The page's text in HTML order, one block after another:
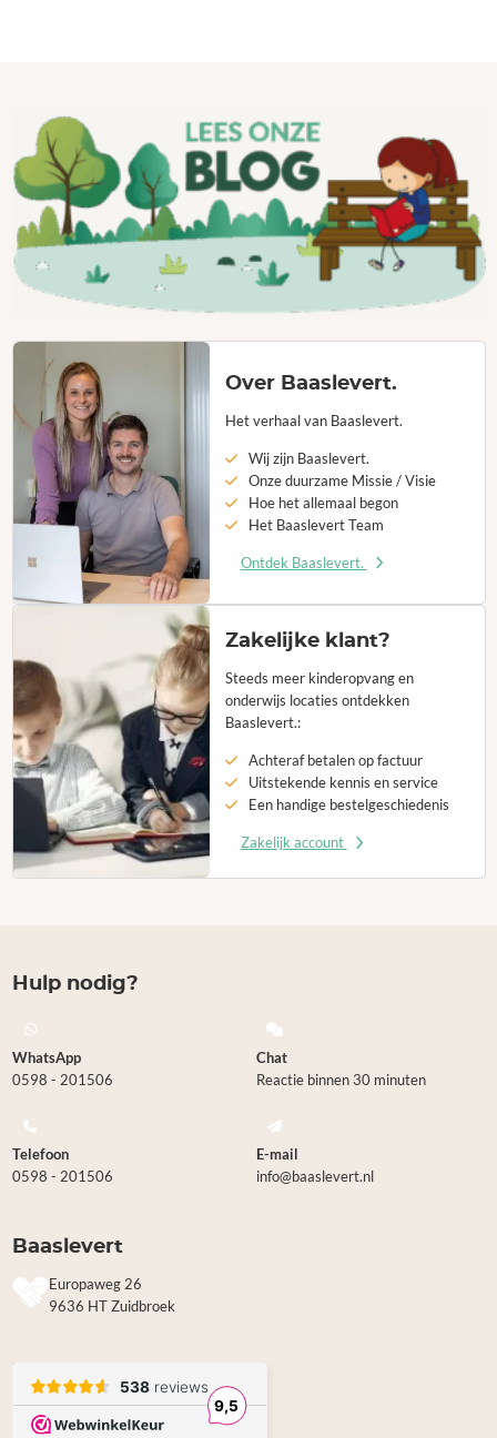
Over Baaslevert.
Het verhaal van Baaslevert.
Wij zijn Baaslevert.
Onze duurzame Missie / Visie
Hoe het allemaal begon
Het Baaslevert Team
Ontdek Baaslevert.
Zakelijke klant?
Steeds meer kinderopvang en
onderwijs locaties ontdekken
Baaslevert.:
Achteraf betalen op factuur
Uitstekende kennis en service
Een handige bestelgeschiedenis
Zakelijk account
Hulp nodig?
WhatsApp
0598 - 201506
Chat
Reactie binnen 30 minuten
Telefoon
0598 - 201506
E-mail
info@baaslevert.nl
Baaslevert
Europaweg 26
9636 HT Zuidbroek